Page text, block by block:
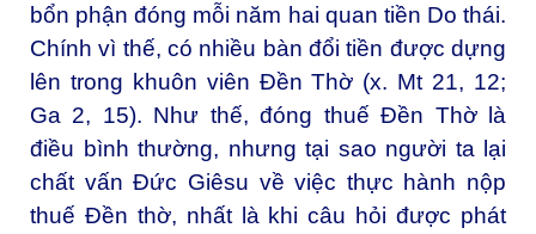
bổn phận đóng mỗi năm hai quan tiền Do thái.
Chính vì thế, có nhiều bàn đổi tiền được dựng
lên trong khuôn viên Đền Thờ (x. Mt 21, 12;
Ga 2, 15). Như thế, đóng thuế Đền Thờ là
điều bình thường, nhưng tại sao người ta lại
chất vấn Đức Giêsu về việc thực hành nộp
thuế Đền thờ, nhất là khi câu hỏi được phát